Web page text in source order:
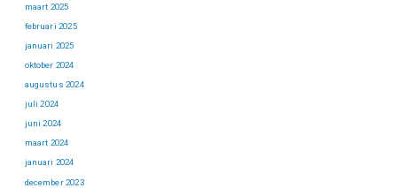
maart 2025
februari 2025
januari 2025
oktober 2024
augustus 2024
juli 2024
juni 2024
maart 2024
januari 2024
december 2023